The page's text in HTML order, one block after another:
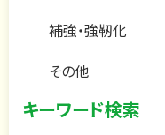
補強・強靭化
その他
キーワード検索